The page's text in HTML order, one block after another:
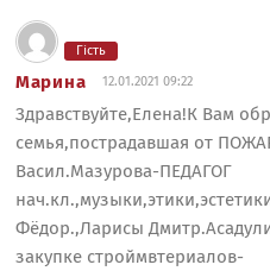
Гість
Марина 12.01.2021 09:22
Здравствуйте,Елена!К Вам
семья,пострадавшая от
Васил.Мазурова-ПЕДАГОГ
Фёдор.,Ларисы
закупке строймвтериалов-